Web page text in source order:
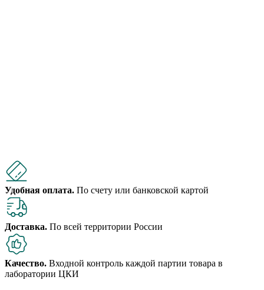
Удобная оплата. По счету или банковской картой
Доставка. По всей территории России
Качество. Входной контроль каждой партии товара в
лаборатории ЦКИ